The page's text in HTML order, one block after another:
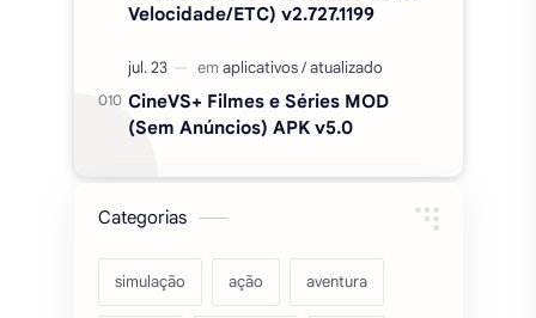
Velocidade/ETC) v2.727.1199
CineVS+ Filmes e Séries MOD
(Sem Anúncios) APK v5.0
Categorias
simulação ação aventura